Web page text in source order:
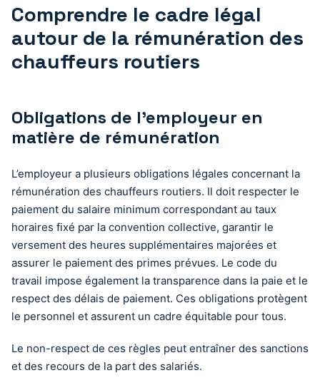
Comprendre le cadre légal
autour de la rémunération des
chauffeurs routiers
Obligations de l’employeur en
matière de rémunération
L’employeur a plusieurs obligations légales concernant la
rémunération des chauffeurs routiers. Il doit respecter le
paiement du salaire minimum correspondant au taux
horaires fixé par la convention collective, garantir le
versement des heures supplémentaires majorées et
assurer le paiement des primes prévues. Le code du
travail impose également la transparence dans la paie et le
respect des délais de paiement. Ces obligations protègent
le personnel et assurent un cadre équitable pour tous.
Le non-respect de ces règles peut entraîner des sanctions
et des recours de la part des salariés.